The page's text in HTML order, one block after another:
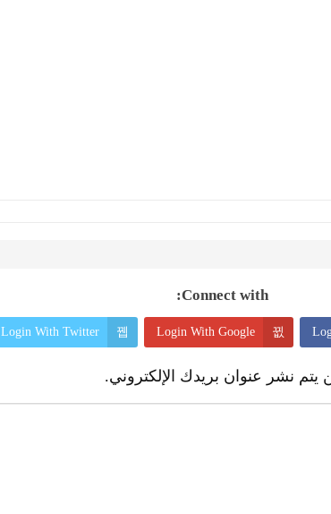
Connect with:
Login With Google
Login With Twitter
يتم نشر عنوان بريدك الإلكتروني.